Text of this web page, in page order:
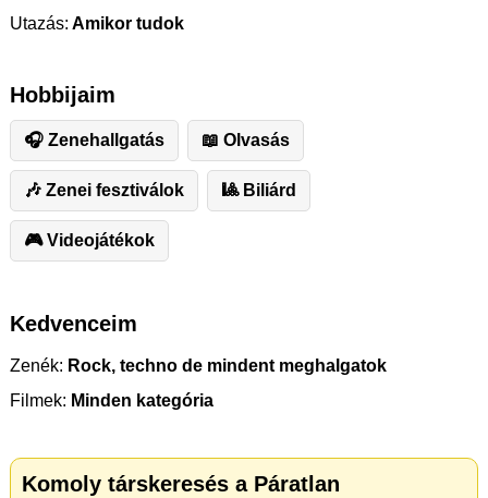
Utazás: Amikor tudok
Hobbijaim
🎧 Zenehallgatás 📖 Olvasás
🎶 Zenei fesztiválok 🎱 Biliárd
🎮 Videojátékok
Kedvenceim
Zenék: Rock, techno de mindent meghalgatok
Filmek: Minden kategória
Komoly társkeresés a Páratlan